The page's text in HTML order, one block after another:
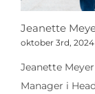
Jeanette
oktober 3rd, 2024
Jeanette
Manager i